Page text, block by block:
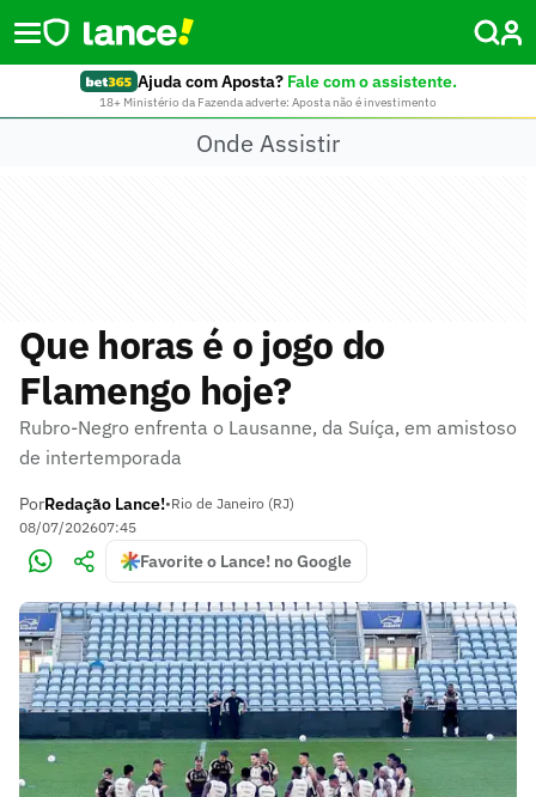
Ajuda com Aposta? Fale com o assistente.
18+ Ministério da Fazenda adverte: Aposta não é investimento
Onde Assistir
Que horas é o jogo do
Flamengo hoje?
Rubro-Negro enfrenta o Lausanne, da Suíça, em amistoso
de intertemporada
PorRedação Lance!•Rio de Janeiro (RJ)
08/07/202607:45
Favorite o Lance! no Google